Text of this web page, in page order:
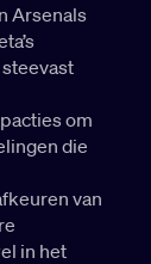
Arsenals
om
die
van
in het